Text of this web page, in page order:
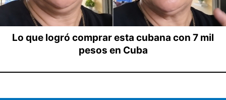
Lo que logró comprar esta cubana con 7 mil
pesos en Cuba